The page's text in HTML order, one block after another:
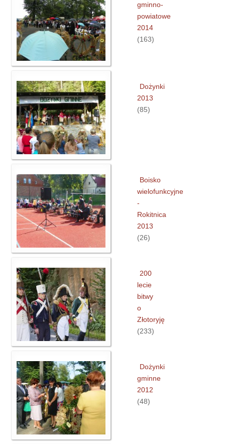
gminno-
powiatowe
2014
(163)
Dożynki
2013
(85)
Boisko
wielofunkcyjne
-
Rokitnica
2013
(26)
200
lecie
bitwy
o
Złotoryję
(233)
Dożynki
gminne
2012
(48)